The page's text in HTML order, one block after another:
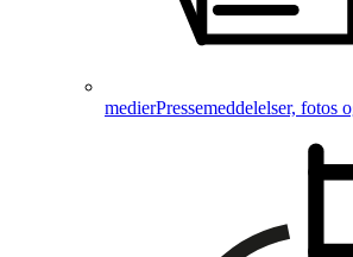
medierPressemeddelelser, fotos